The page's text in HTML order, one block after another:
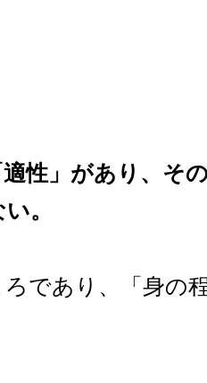
性」があり、そ
。
であり、「身の